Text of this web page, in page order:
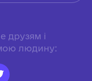
друзям і
людину: